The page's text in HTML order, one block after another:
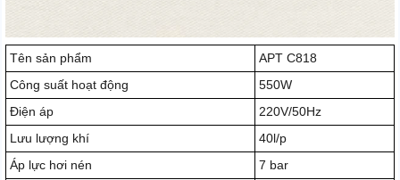
Tên sản phẩm
APT C818
Công suất hoạt động
550W
Điện áp
220V/50Hz
Lưu lượng khí
40l/p
Áp lực hơi nén
7 bar